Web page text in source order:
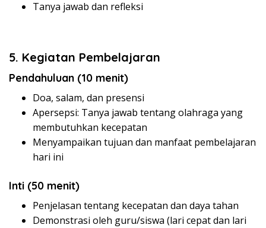
Tanya jawab dan refleksi
5. Kegiatan Pembelajaran
Pendahuluan (10 menit)
Doa, salam, dan presensi
Apersepsi: Tanya jawab tentang olahraga yang
membutuhkan kecepatan
Menyampaikan tujuan dan manfaat pembelajaran
hari ini
Inti (50 menit)
Penjelasan tentang kecepatan dan daya tahan
Demonstrasi oleh guru/siswa (lari cepat dan lari